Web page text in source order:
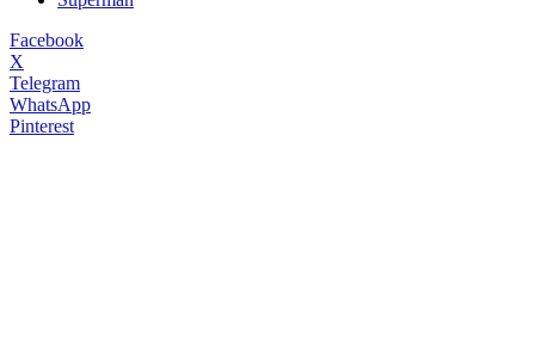
Facebook
X
Telegram
WhatsApp
Pinterest